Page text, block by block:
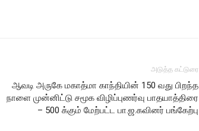
அடுத்த கட்டுரை
ஆவடி அருகே மகாத்மா காந்தியின் 150 வது பிறந்த
நாளை முன்னிட்டு சமூக விழிப்புணர்வு பாதயாத்திரை
– 500 க்கும் மேற்பட்ட பா.ஜ.கவினர் பங்கேற்பு